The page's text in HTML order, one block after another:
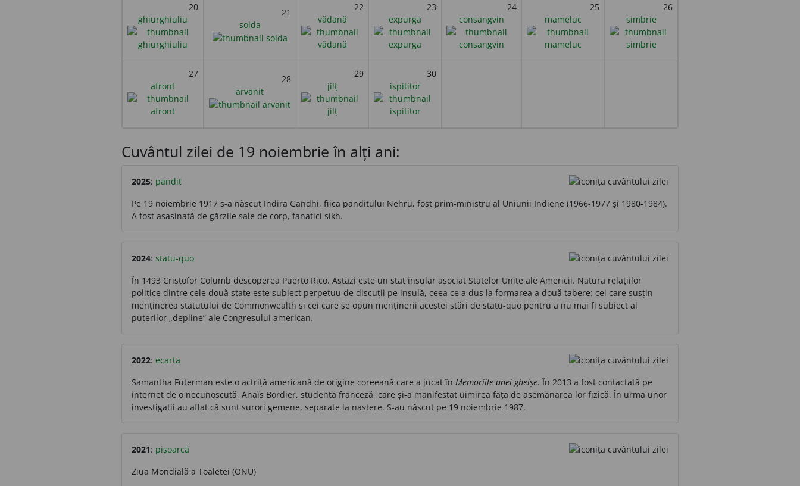
20
ghiurghiuliu
21
solda
22
vădană
23
expurga
24
consangvin
25
mameluc
26
simbrie
27
afront
28
arvanit
29
jilț
30
ispititor
Cuvântul zilei de 19 noiembrie în alți ani:
2025: pandit
Pe 19 noiembrie 1917 s-a născut Indira Gandhi, fiica panditului Nehru, fost prim-ministru al Uniunii Indiene (1966-1977 și 1980-1984).
A fost asasinată de gărzile sale de corp, fanatici sikh.
2024: statu-quo
În 1493 Cristofor Columb descoperea Puerto Rico. Astăzi este un stat insular asociat Statelor Unite ale Americii. Natura relațiilor
politice dintre cele două state este subiect perpetuu de discuții pe insulă, ceea ce a dus la formarea a două tabere: cei care susțin
menținerea statutului de Commonwealth și cei care se opun menținerii acestei stări de statu-quo pentru a nu mai fi subiect al
puterilor „depline” ale Congresului american.
2022: ecarta
Samantha Futerman este o actriță americană de origine coreeană care a jucat în Memoriile unei gheișe. În 2013 a fost contactată pe
internet de o necunoscută, Anaïs Bordier, studentă franceză, care și-a manifestat uimirea față de asemănarea lor fizică. În urma unor
investigatii au aflat că sunt surori gemene, separate la naștere. S-au născut pe 19 noiembrie 1987.
2021: pișoarcă
Ziua Mondială a Toaletei (ONU)